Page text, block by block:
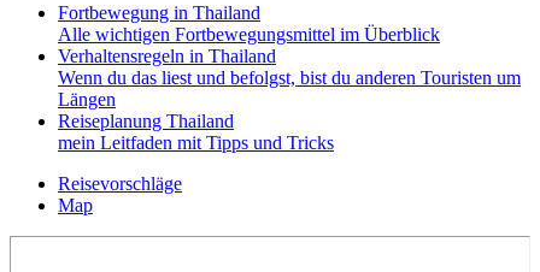
Fortbewegung in Thailand
Alle wichtigen Fortbewegungsmittel im Überblick
Verhaltensregeln in Thailand
Wenn du das liest und befolgst, bist du anderen Touristen um
Längen
Reiseplanung Thailand
mein Leitfaden mit Tipps und Tricks
Reisevorschläge
Map